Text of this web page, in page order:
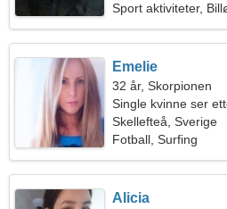
Sport aktiviteter,
Emelie
32 år, Skorpionen
Single kvinne ser
Skellefteå, Sverige
Fotball, Surfing
Alicia